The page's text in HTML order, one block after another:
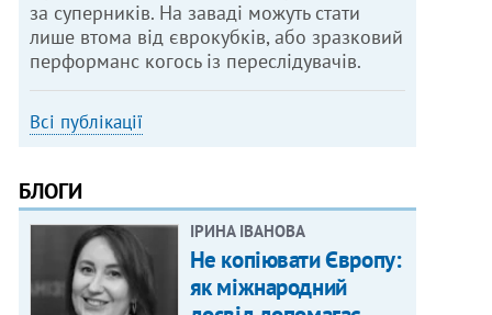
за суперників. На заваді можуть стати
лише втома від єврокубків, або зразковий
перформанс когось із переслідувачів.
Всі публікації
БЛОГИ
ІРИНА ІВАНОВА
Не копіювати Європу:
як міжнародний